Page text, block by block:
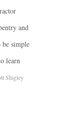
and
simple
learn
Shigley